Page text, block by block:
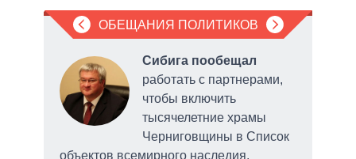
ОБЕЩАНИЯ ПОЛИТИКОВ
Сибига пообещал
работать с партнерами,
чтобы включить
тысячелетние храмы
Черниговщины в Список
объектов всемирного наследия,